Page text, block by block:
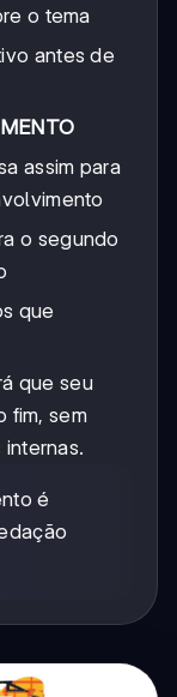
o tema
antes de
assim para
o segundo
que
que seu
fim, sem
é